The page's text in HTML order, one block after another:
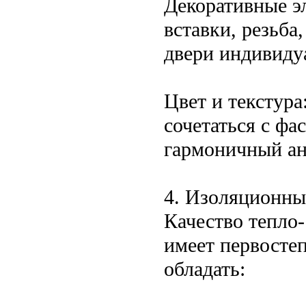
Декоративные
вставки,
двери
Цвет и
сочетаться с
гармоничный
4.
Качество
имеет
обладать: